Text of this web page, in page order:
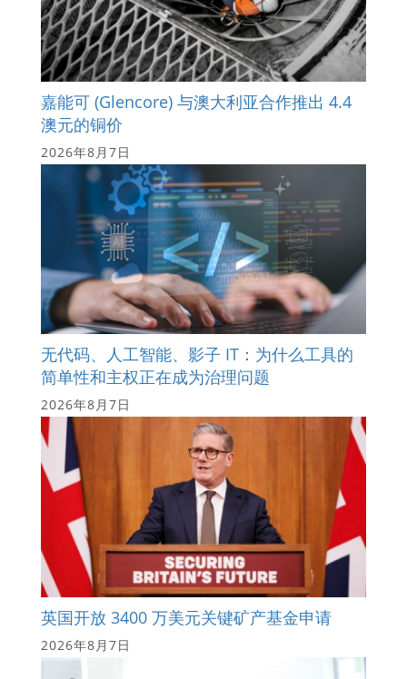
嘉能可 (Glencore) 与澳大利亚合作推出 4.4
澳元的铜价
2026年8月7日
无代码、人工智能、影子 IT：为什么工具的
简单性和主权正在成为治理问题
2026年8月7日
英国开放 3400 万美元关键矿产基金申请
2026年8月7日